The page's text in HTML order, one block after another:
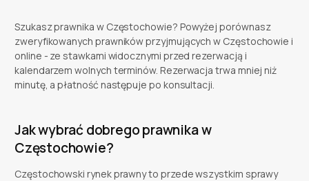
Szukasz prawnika w Częstochowie? Powyżej porównasz
zweryfikowanych prawników przyjmujących w Częstochowie i
online - ze stawkami widocznymi przed rezerwacją i
kalendarzem wolnych terminów. Rezerwacja trwa mniej niż
minutę, a płatność następuje po konsultacji.
Jak wybrać dobrego prawnika w
Częstochowie?
Częstochowski rynek prawny to przede wszystkim sprawy